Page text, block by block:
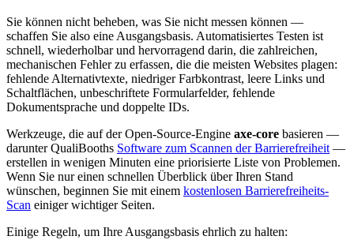
Sie können nicht beheben, was Sie nicht messen können —
schaffen Sie also eine Ausgangsbasis. Automatisiertes Testen ist
schnell, wiederholbar und hervorragend darin, die zahlreichen,
mechanischen Fehler zu erfassen, die die meisten Websites plagen:
fehlende Alternativtexte, niedriger Farbkontrast, leere Links und
Schaltflächen, unbeschriftete Formularfelder, fehlende
Dokumentsprache und doppelte IDs.
Werkzeuge, die auf der Open-Source-Engine axe-core basieren —
darunter QualiBooths Software zum Scannen der Barrierefreiheit—
erstellen in wenigen Minuten eine priorisierte Liste von Problemen.
Wenn Sie nur einen schnellen Überblick über Ihren Stand
wünschen, beginnen Sie mit einem kostenlosen Barrierefreiheits-
Scan einiger wichtiger Seiten.
Einige Regeln, um Ihre Ausgangsbasis ehrlich zu halten: